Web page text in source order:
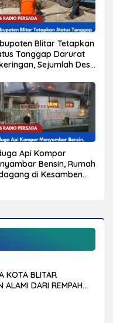
Blitar Tetapkan
Tanggap Darurat
Sejumlah Desa
Api Kompor
Bensin, Rumah
di Kesamben
KOTA BLITAR
ALAMI DARI REMPAH